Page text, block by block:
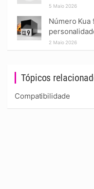
Tópicos
Compatibilidade
5 Maio 2026
Número Kua
2 Maio 2026